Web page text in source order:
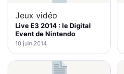
Jeux vidéo
Live E3 2014 : le Digital
Event de Nintendo
10 juin 2014